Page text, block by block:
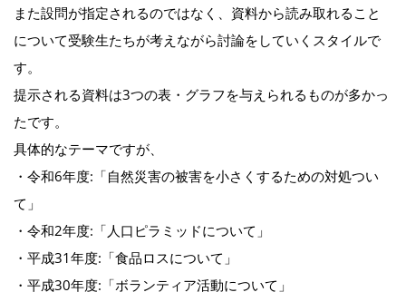
また設問が指定されるのではなく、資料から読み取れること
について受験生たちが考えながら討論をしていくスタイルで
す。
提示される資料は3つの表・グラフを与えられるものが多かっ
たです。
具体的なテーマですが、
・令和6年度:「自然災害の被害を小さくするための対処つい
て」
・令和2年度:「人口ピラミッドについて」
・平成31年度:「食品ロスについて」
・平成30年度:「ボランティア活動について」